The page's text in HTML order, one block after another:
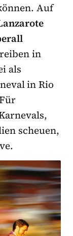
Auf
in
als
in Rio
scheuen,